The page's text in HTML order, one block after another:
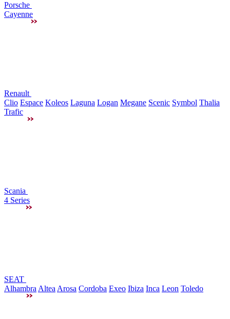
Porsche
Cayenne
Renault
Clio Espace Koleos Laguna Logan Megane Scenic Symbol Thalia
Trafic
Scania
4 Series
SEAT
Alhambra Altea Arosa Cordoba Exeo Ibiza Inca Leon Toledo